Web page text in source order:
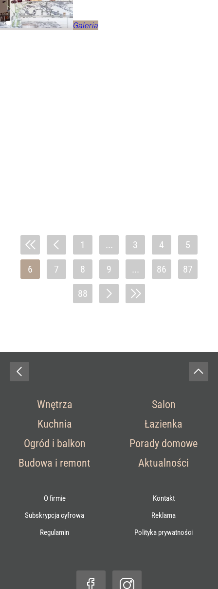
Galeria
1 ... 3 4 5
6 7 8 9 ... 86 87
88
Wnętrza
Salon
Kuchnia
Łazienka
Ogród i balkon
Porady domowe
Budowa i remont
Aktualności
O firmie
Kontakt
Subskrypcja cyfrowa
Reklama
Regulamin
Polityka prywatności